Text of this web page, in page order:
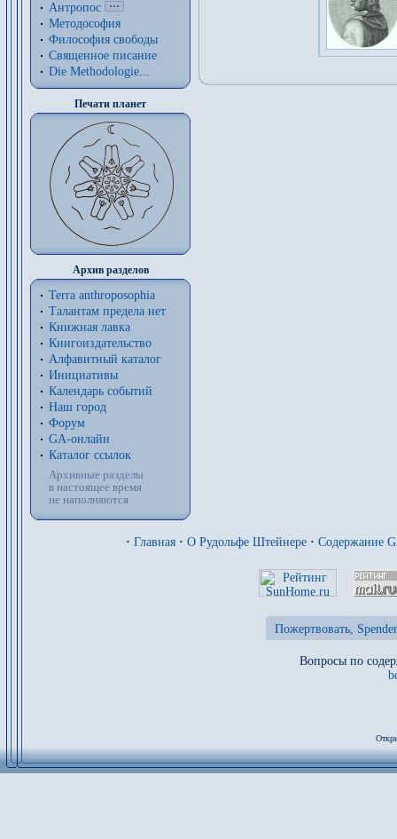
Антропос
Методософия
Философия cвободы
Священное писание
Die Methodologie...
Печати планет
Архив разделов
Terra anthroposophia
Талантам предела нет
Книжная лавка
Книгоиздательство
Алфавитный каталог
Инициативы
Календарь событий
Наш город
Форум
GA-онлайн
Каталог ссылок
Архивные разделы
в настоящее время
не наполняются
· Главная · О Рудольфе Штейнере · Содержание
Пожертвовать,
Вопросы по